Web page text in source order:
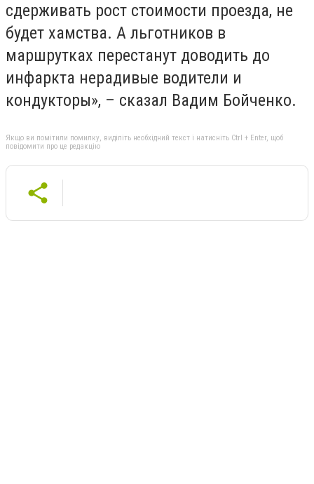
сдерживать рост стоимости проезда, не
будет хамства. А льготников в
маршрутках перестанут доводить до
инфаркта нерадивые водители и
кондукторы», – сказал Вадим Бойченко.
Якщо ви помітили помилку, виділіть необхідний текст і натисніть Ctrl + Enter, щоб
повідомити про це редакцію